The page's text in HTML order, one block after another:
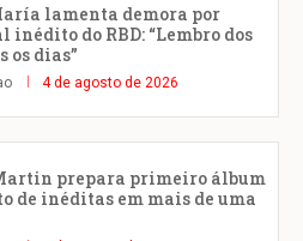
lamenta demora por
inédito do RBD: “Lembro dos
os dias”
4 de agosto de 2026
prepara primeiro álbum
de inéditas em mais de uma